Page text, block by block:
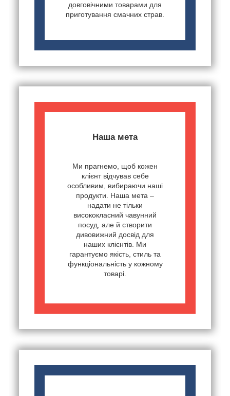
довговічними товарами для
приготування смачних страв.
Наша мета
Ми прагнемо, щоб кожен
клієнт відчував себе
особливим, вибираючи наші
продукти. Наша мета –
надати не тільки
висококласний чавунний
посуд, але й створити
дивовижний досвід для
наших клієнтів. Ми
гарантуємо якість, стиль та
функціональність у кожному
товарі.